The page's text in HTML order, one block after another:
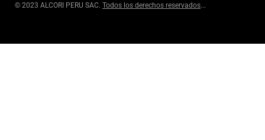
© 2023 ALCORI PERU SAC. Todos los derechos reservados...